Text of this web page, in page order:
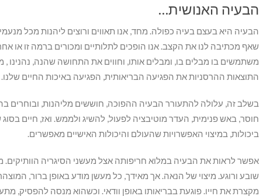
הבעיה האנושית…
הבעיה היא בעצם בעיה כפולה. מחד, אנו תאווים ורוצים ליהנות מכל
שאף מכתיבה לנו את הקצב. אנו הופכים לתלותיים ומכורים ברמה זו או
משתמשים בו מבלים בו, ומבלים אותו, וחווים את התחושה שהנה, נהנינו ,
התוצאות ההרסניות את הפגיעה הבריאותית, הפגיעה באיכות החיים שלנו.
בשלב זה, עלולה להתעורר הבעיה ההפוכה, חוששים מליהנות, ובוחרים
חוסר, באש פנימית, העדר מוטיבציה לפעול, להשיג ולממש. ואז, חיים
ביכולות, במיצוי האפשרויות שהעולם והיכולות האישיים מאפשרים.
אפשר לראות את הבעיה במלוא חריפותה אצל מעשני הסיגריה הוותיקים.
שובע ורוגע. מיצוי של הנאה. אך מאידך, כל מעשן מודע באופן ברור,
מקצרת את חייו. פוגעת בבריאותו באופן וודאי. וכשהוא מנסה להפסיק,